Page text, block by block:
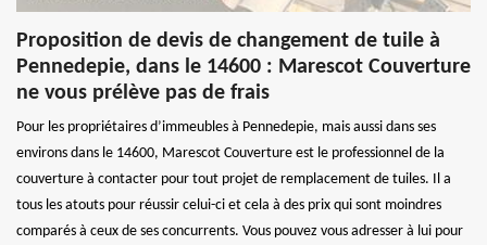
Proposition de devis de changement de tuile à
Pennedepie, dans le 14600 : Marescot Couverture
ne vous prélève pas de frais
Pour les propriétaires d’immeubles à Pennedepie, mais aussi dans ses
environs dans le 14600, Marescot Couverture est le professionnel de la
couverture à contacter pour tout projet de remplacement de tuiles. Il a
tous les atouts pour réussir celui-ci et cela à des prix qui sont moindres
comparés à ceux de ses concurrents. Vous pouvez vous adresser à lui pour